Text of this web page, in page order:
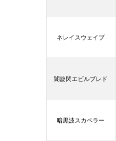
ネレイスウェイブ
闇旋閃エビルブレド
暗黒波スカペラー